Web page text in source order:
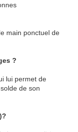
main ponctuel de
?
lui permet de
de son